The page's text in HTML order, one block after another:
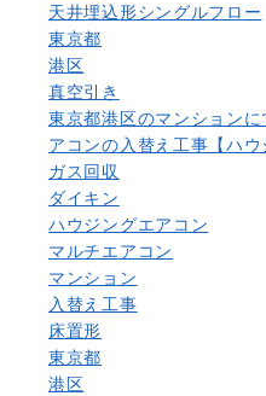
天井埋込形シングルフロー
東京都
港区
真空引き
東京都港区のマンション
アコンの入替え工事【ハウ
ガス回収
ダイキン
ハウジングエアコン
マルチエアコン
マンション
入替え工事
床置形
東京都
港区